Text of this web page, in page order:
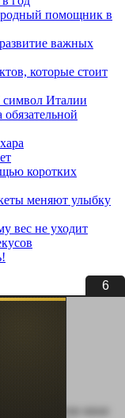
5
помощник в
важных
которые стоит
символ Италии
коротких
меняют улыбку
вес не уходит
или иное